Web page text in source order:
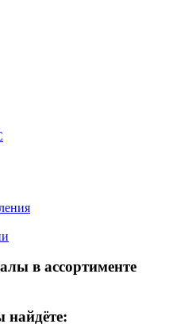
в ассортименте
найдёте: